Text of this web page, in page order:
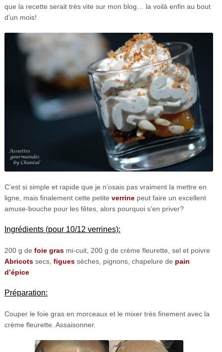
que la recette serait très vite sur mon blog… la voilà enfin au bout
d’un mois!
C’est si simple et rapide que je n’osais pas vraiment la mettre en
ligne, mais finalement cette petite verrinepeut faire un excellent
amuse-bouche pour les fêtes, alors pourquoi s’en priver?
Ingrédients (pour 10/12 verrines):
200 g de foie grasmi-cuit, 200 g de crème fleurette, sel et poivre
Abricotssecs, figuessèches, pignons, chapelure de pain
d’épice
Préparation:
Couper le foie gras en morceaux et le mixer très finement avec la
crème fleurette. Assaisonner.